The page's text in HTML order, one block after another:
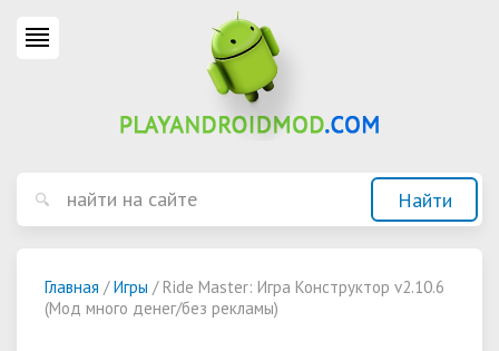
Главная /Игры / Ride Master: Игра Конструктор v2.10.6
(Мод много денег/без рекламы)